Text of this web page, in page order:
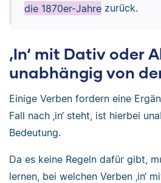
die 1870er-Jahrezurück.
‚In‘ mit Dativ oder
unabhängig von
Einige Verben fordern eine
Fall nach ‚in‘ steht, ist hierbei
Bedeutung.
Da es keine Regeln dafür gibt,
lernen, bei welchen Verben ‚in‘